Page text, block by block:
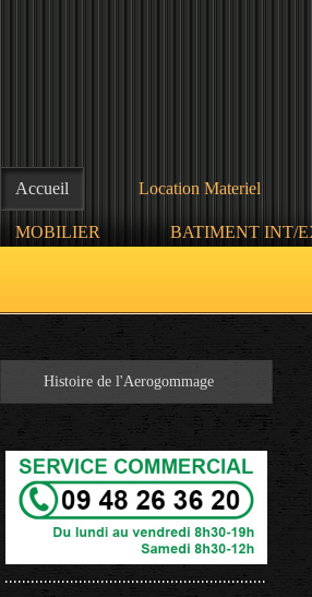
Accueil Location Materiel
MOBILIER BATIMENT INT/
Histoire de l'Aerogommage